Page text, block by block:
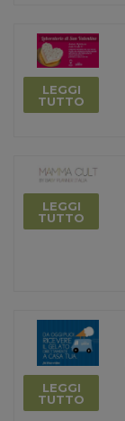
LEGGI
TUTTO
LEGGI
TUTTO
LEGGI
TUTTO